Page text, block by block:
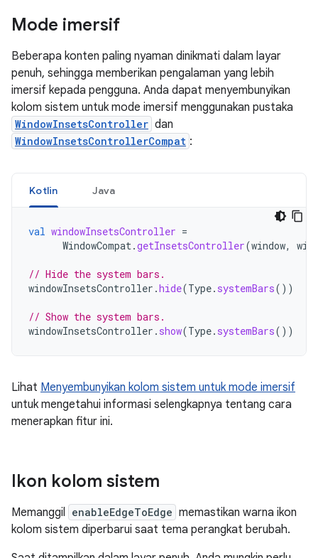
Mode imersif
Beberapa konten paling nyaman dinikmati dalam layar
penuh, sehingga memberikan pengalaman yang lebih
imersif kepada pengguna. Anda dapat menyembunyikan
kolom sistem untuk mode imersif menggunakan pustaka
WindowInsetsController dan
WindowInsetsControllerCompat :
Kotlin Java
val windowInsetsController =
WindowCompat.getInsetsController(window,
// Hide the system bars.
windowInsetsController .hide(Type. systemBars())
// Show the system bars.
windowInsetsController . show(Type. systemBars())
Lihat Menyembunyikan kolom sistem untuk mode imersif
untuk mengetahui informasi selengkapnya tentang cara
menerapkan fitur ini.
Ikon kolom sistem
Memanggil enableEdgeToEdge memastikan warna ikon
kolom sistem diperbarui saat tema perangkat berubah.